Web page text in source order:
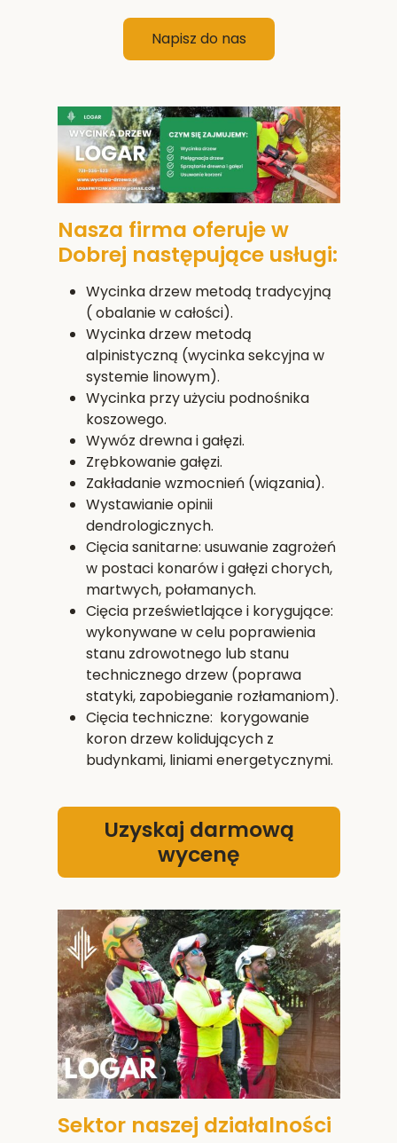
Napisz do nas
Nasza firma oferuje w
Dobrej następujące usługi:
Wycinka drzew metodą tradycyjną
( obalanie w całości).
Wycinka drzew metodą
alpinistyczną (wycinka sekcyjna w
systemie linowym).
Wycinka przy użyciu podnośnika
koszowego.
Wywóz drewna i gałęzi.
Zrębkowanie gałęzi.
Zakładanie wzmocnień (wiązania).
Wystawianie opinii
dendrologicznych.
Cięcia sanitarne: usuwanie zagrożeń
w postaci konarów i gałęzi chorych,
martwych, połamanych.
Cięcia prześwietlające i korygujące:
wykonywane w celu poprawienia
stanu zdrowotnego lub stanu
technicznego drzew (poprawa
statyki, zapobieganie rozłamaniom).
Cięcia techniczne: korygowanie
koron drzew kolidujących z
budynkami, liniami energetycznymi.
Uzyskaj darmową
wycenę
Sektor naszej działalności